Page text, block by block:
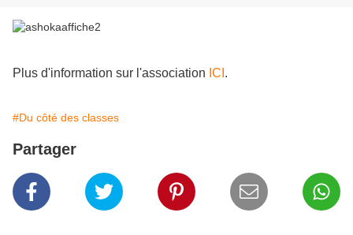
Plus d'information sur l'association ICI .
#Du côté des classes
Partager